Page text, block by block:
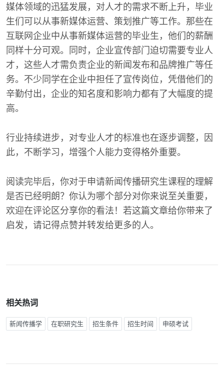
媒体领域的迅猛发展，对人才的需求不断上升，毕业
生们可以从事新媒体运营、策划推广等工作。那些在
互联网企业中从事新媒体运营的毕业生，他们的薪酬
同样十分可观。同时，企业宣传部门迫切需要专业人
才，这些人才需负责企业的新闻发布和品牌推广等任
务。不少同学在企业中担任了宣传岗位，凭借他们的
辛勤付出，企业的知名度和影响力都有了大幅度的提
高。
行业持续进步，对专业人才的标准也在逐步调整，因
此，不断学习，增强个人能力变得格外重要。
阅读完毕后，你对于申请新闻传播研究生课程的理解
是否已经明朗？你认为哪个部分对你来说至关重要，
欢迎在评论区分享你的看法！若这篇文章给你带来了
启发，请记得点赞并转发给更多的人。
相关热词
新闻传播学 在职研究生 招生条件 招生时间 申硕考试